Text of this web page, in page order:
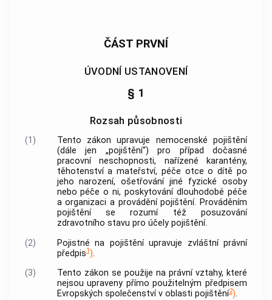
ČÁST PRVNÍ
ÚVODNÍ USTANOVENÍ
§ 1
Rozsah působnosti
(1)
Tento zákon upravuje nemocenské pojištění
(dále jen „pojištění“) pro případ dočasné
pracovní neschopnosti, nařízené karantény,
těhotenství a mateřství, péče otce o dítě po
jeho narození, ošetřování jiné fyzické osoby
nebo péče o ni, poskytovánídlouhodobé péče
a organizaci a provádění pojištění. Prováděním
pojištěníse rozumí též posuzování
zdravotního stavu pro účely pojištění.
(2)
Pojistné na pojištění upravuje zvláštní právní
předpis1).
(3)
Tento zákon se použije na právní vztahy, které
nejsou upraveny přímo použitelným předpisem
Evropských společenství v oblasti pojištění2).